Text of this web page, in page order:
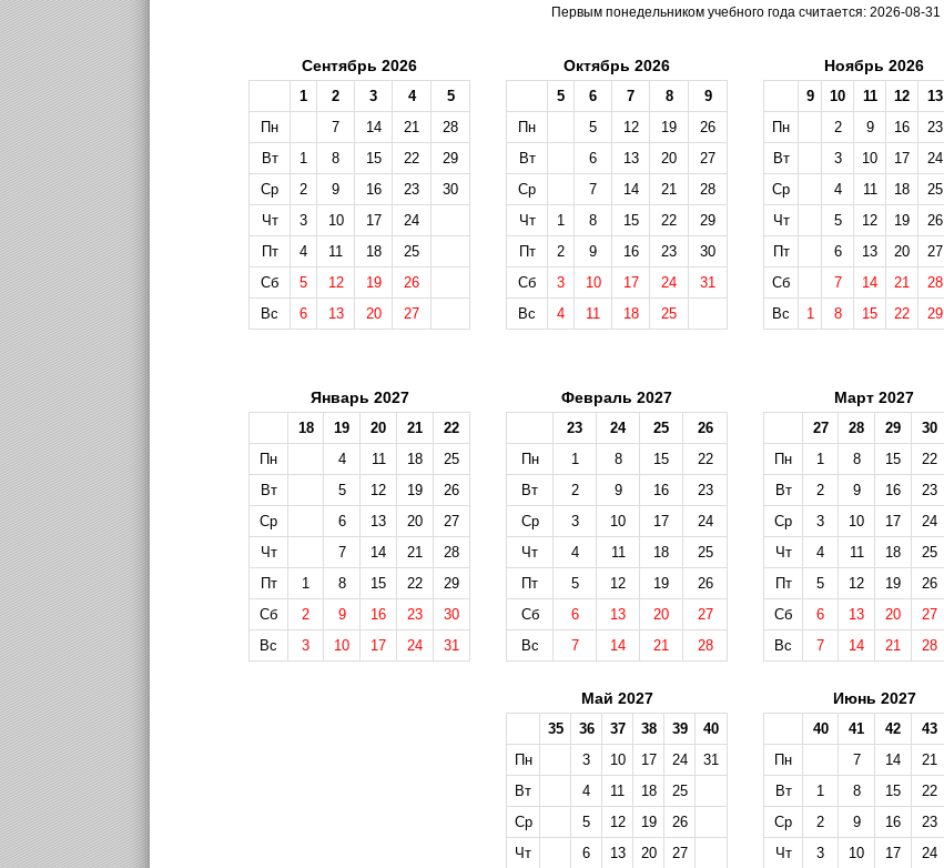
Первым понедельником учебного года считается: 2026-08-31
Сентябрь 2026
1 2 3 4
5
Пн
7 14 21
28
Вт
1 8 15 22
29
Ср
2 9 16 23
30
Чт
3 10 17
24
Пт
4 11 18
25
Сб
5 12 19
26
Вс
6 13 20 27
Октябрь 2026
5 6 7 8
9
Пн
5 12 19
26
Вт
6 13 20
27
Ср
7 14 21
28
Чт
1 8 15 22
29
Пт
2 9 16 23
30
Сб
3 10 17 24
31
Вс
4 11 18 25
Ноябрь 2026
9 10 11 12 13
Пн
2 9 16 23
Вт
3 10 17
24
Ср
4 11 18
25
Чт
5 12 19
26
Пт
6 13 20
27
Сб
7 14 21
28
Вс
1 8 15 22 29
Январь 2027
18 19 20 21
22
Пн
4 11 18
25
Вт
5 12 19
26
Ср
6 13 20
27
Чт
7 14 21
28
Пт
1 8 15 22
29
Сб
2 9 16 23
30
Вс
3 10 17 24 31
Февраль 2027
23 24 25
26
Пн
1 8 15
22
Вт
2 9 16
23
Ср
3 10 17
24
Чт
4 11 18
25
Пт
5 12 19
26
Сб
6 13 20
27
Вс
7 14 21 28
Март 2027
27 28 29 30
Пн
1 8 15 22
Вт
2 9 16 23
Ср
3 10 17 24
Чт
4 11 18
25
Пт
5 12 19
26
Сб
6 13 20
27
Вс
7 14 21 28
Май 2027
35 36 37 38 39
40
Пн
3 10 17 24
31
Вт
4 11 18
25
Ср
5 12 19
26
Чт
6 13 20 27
Июнь 2027
40 41 42 43
Пн
7 14 21
Вт
1 8 15 22
Ср
2 9 16 23
Чт
3 10 17 24